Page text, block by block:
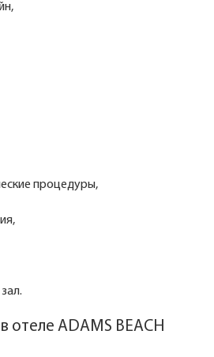
процедуры,
отеле ADAMS BEACH